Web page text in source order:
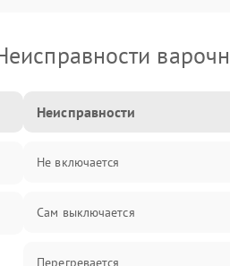
Неисправности
Не включается
Сам выключается
Перегревается